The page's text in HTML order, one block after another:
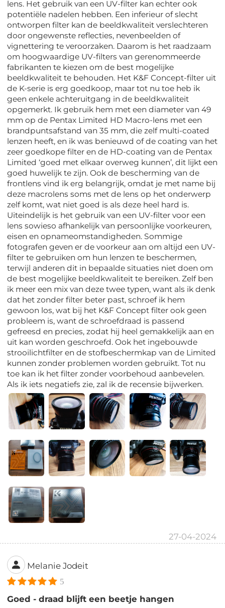
lens. Het gebruik van een UV-filter kan echter ook
potentiële nadelen hebben. Een inferieur of slecht
ontworpen filter kan de beeldkwaliteit verslechteren
door ongewenste reflecties, nevenbeelden of
vignettering te veroorzaken. Daarom is het raadzaam
om hoogwaardige UV-filters van gerenommeerde
fabrikanten te kiezen om de best mogelijke
beeldkwaliteit te behouden. Het K&F Concept-filter uit
de K-serie is erg goedkoop, maar tot nu toe heb ik
geen enkele achteruitgang in de beeldkwaliteit
opgemerkt. Ik gebruik hem met een diameter van 49
mm op de Pentax Limited HD Macro-lens met een
brandpuntsafstand van 35 mm, die zelf multi-coated
lenzen heeft, en ik was benieuwd of de coating van het
zeer goedkope filter en de HD-coating van de Pentax
Limited ‘goed met elkaar overweg kunnen’, dit lijkt een
goed huwelijk te zijn. Ook de bescherming van de
frontlens vind ik erg belangrijk, omdat je met name bij
deze macrolens soms met de lens op het onderwerp
zelf komt, wat niet goed is als deze heel hard is.
Uiteindelijk is het gebruik van een UV-filter voor een
lens sowieso afhankelijk van persoonlijke voorkeuren,
eisen en opnameomstandigheden. Sommige
fotografen geven er de voorkeur aan om altijd een UV-
filter te gebruiken om hun lenzen te beschermen,
terwijl anderen dit in bepaalde situaties niet doen om
de best mogelijke beeldkwaliteit te bereiken. Zelf ben
ik meer een mix van deze twee typen, want als ik denk
dat het zonder filter beter past, schroef ik hem
gewoon los, wat bij het K&F Concept filter ook geen
probleem is, want de schroefdraad is passend
gefreesd en precies, zodat hij heel gemakkelijk aan en
uit kan worden geschroefd. Ook het ingebouwde
strooilichtfilter en de stofbeschermkap van de Limited
kunnen zonder problemen worden gebruikt. Tot nu
toe kan ik het filter zonder voorbehoud aanbevelen.
Als ik iets negatiefs zie, zal ik de recensie bijwerken.
27-04-2024
Melanie Jodeit
5
Goed - draad blijft een beetje hangen